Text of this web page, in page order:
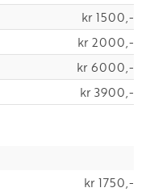
kr 1500,-
kr 2000,-
kr 6000,-
kr 3900,-
kr 1750,-